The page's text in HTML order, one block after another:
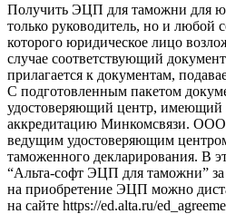
Получить ЭЦП для таможни для
только руководитель, но и любой
которого юридическое лицо
случае соответствующий
прилагается к документам,
С подготовленным пакетом
удостоверяющий центр,
аккредитацию Минкомсвязи. ООО
ведущим удостоверяющим
таможенного декларирования. В
“Альта-софт ЭЦП для таможни” за
на приобретение ЭЦП можно
на сайте https://ed.alta.ru/